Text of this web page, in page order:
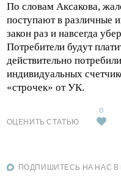
По словам Аксакова,
поступают в различные
закон раз и навсегда
Потребители будут
действительно
индивидуальных
«строчек» от УК.
ОЦЕНИТЬ СТАТЬЮ
0
ПОДПИШИТЕСЬ НА НАС В